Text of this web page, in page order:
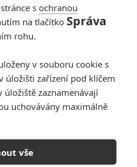
nebarví hnus českých dějin
sochranou
na tlačítko Správa
rohu.
v souboru cookie s
úložišti zařízení pod klíčem
úložiště zaznamenávají
uchovávány maximálně
vše